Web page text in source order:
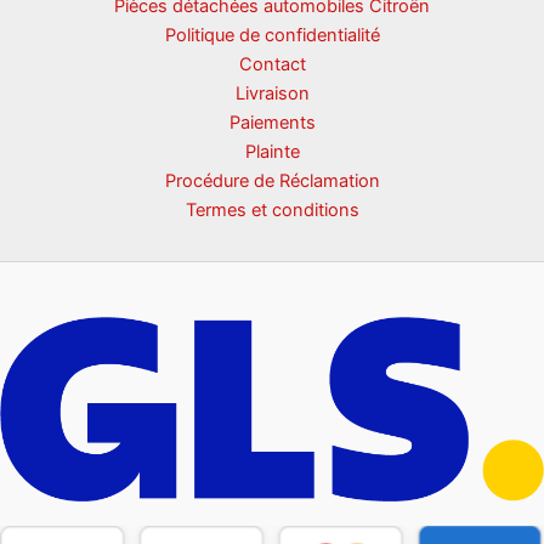
Pièces détachées automobiles Citroën
Politique de confidentialité
Contact
Livraison
Paiements
Plainte
Procédure de Réclamation
Termes et conditions